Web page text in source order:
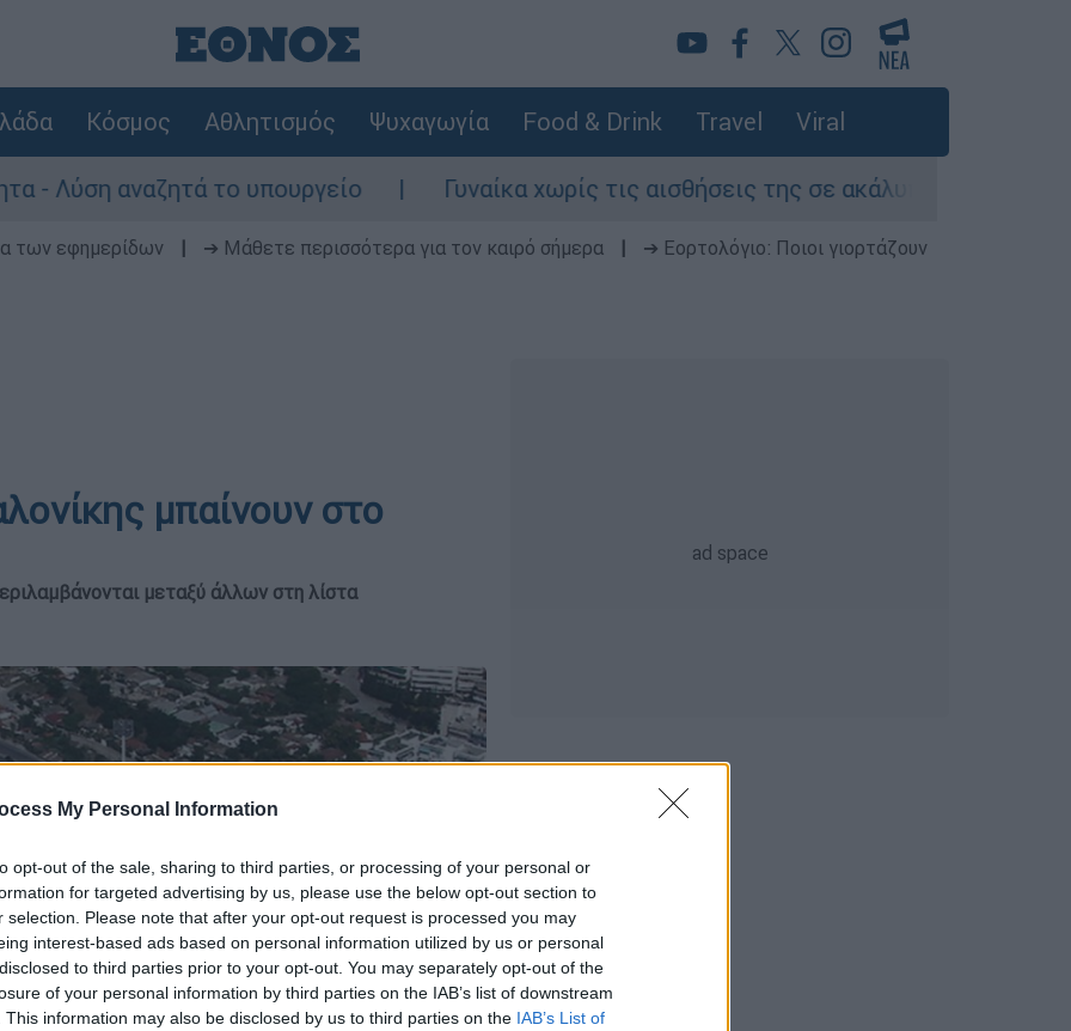
My Personal Information
opt-out of the sale, sharing to third parties, or processing of your personal or
for targeted advertising by us, please use the below opt-out section to
selection. Please note that after your opt-out request is processed you may
interest-based ads based on personal information utilized by us or personal
to third parties prior to your opt-out. You may separately opt-out of the
of your personal information by third parties on the IAB’s list of downstream
This information may also be disclosed by us to third parties on the IAB’s List of
Κόσμος Αθλητισμός Ψυχαγωγία Food & Drink Travel Viral
αναζητά το υπουργείο Γυναίκα χωρίς τις αισθήσεις της σε ακάλυπτο
των εφημερίδων ➔ Μάθετε περισσότερα για τον καιρό σήμερα
➔ Εορτολόγιο: Ποιοι γιορτάζουν
μπαίνουν στο
μεταξύ άλλων στη λίστα